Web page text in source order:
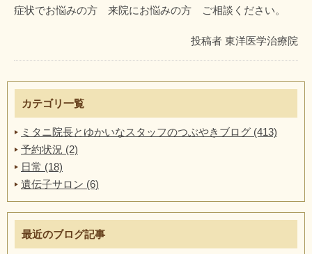
症状でお悩みの方 来院にお悩みの方 ご相談ください。
投稿者 東洋医学治療院
カテゴリ一覧
ミタニ院長とゆかいなスタッフのつぶやきブログ (413)
予約状況 (2)
日常 (18)
遺伝子サロン (6)
最近のブログ記事